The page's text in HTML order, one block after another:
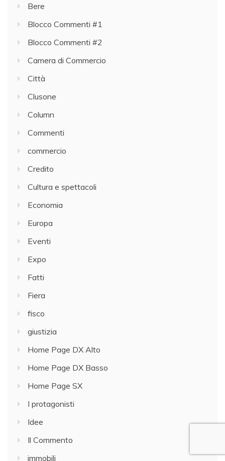
Bere
Blocco Commenti #1
Blocco Commenti #2
Camera di Commercio
Città
Clusone
Column
Commenti
commercio
Credito
Cultura e spettacoli
Economia
Europa
Eventi
Expo
Fatti
Fiera
fisco
giustizia
Home Page DX Alto
Home Page DX Basso
Home Page SX
I protagonisti
Idee
Il Commento
immobili